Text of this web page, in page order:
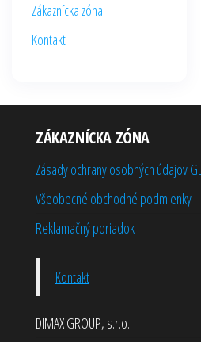
Zákaznícka zóna
Kontakt
ZÁKAZNÍCKA ZÓNA
Zásady ochrany osobných údajov
Všeobecné obchodné podmienky
Reklamačný poriadok
Kontakt
DIMAX GROUP, s.r.o.